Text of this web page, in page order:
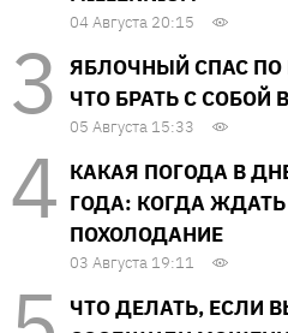
04 Августа 20:15
ЯБЛОЧНЫЙ СПАС
ЧТО БРАТЬ С СОБОЙ
05 Августа 15:33
КАКАЯ ПОГОДА В
ГОДА: КОГДА
ПОХОЛОДАНИЕ
03 Августа 19:11
ЧТО ДЕЛАТЬ, ЕСЛИ